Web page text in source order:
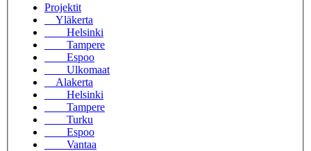
Projektit
Yläkerta
Helsinki
Tampere
Espoo
Ulkomaat
Alakerta
Helsinki
Tampere
Turku
Espoo
Vantaa